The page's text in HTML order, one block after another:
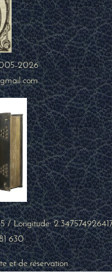
2026
/ Longitude:
630
et de réservation